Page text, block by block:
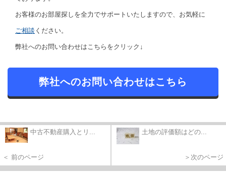
お客様のお部屋探しを全力でサポートいたしますので、お気軽に
ご相談 ください。
弊社へのお問い合わせはこちらをクリック↓
弊社へのお問い合わせはこちら
中古不動産購入とリ...
＜ 前のページ
土地の評価額はどの...
＞次のページ